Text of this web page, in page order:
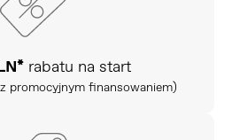
rabatu na start
promocyjnym finansowaniem)